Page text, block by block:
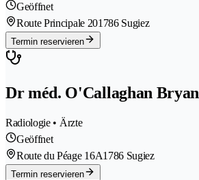
Geöffnet
Route Principale 201786 Sugiez
Termin reservieren
Dr méd. O'Callaghan Bryan
Radiologie • Ärzte
Geöffnet
Route du Péage 16A1786 Sugiez
Termin reservieren